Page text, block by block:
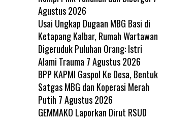
Agustus 2026
Usai Ungkap Dugaan MBG Basi di
Ketapang Kalbar, Rumah Wartawan
Digeruduk Puluhan Orang: Istri
Alami Trauma 7 Agustus 2026
BPP KAPMI Gaspol Ke Desa, Bentuk
Satgas MBG dan Koperasi Merah
Putih 7 Agustus 2026
GEMMAKO Laporkan Dirut RSUD